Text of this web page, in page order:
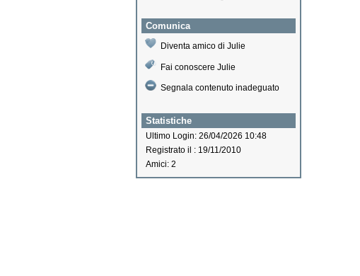
Comunica
Diventa amico di Julie
Fai conoscere Julie
Segnala contenuto inadeguato
Statistiche
Ultimo Login: 26/04/2026 10:48
Registrato il : 19/11/2010
Amici: 2